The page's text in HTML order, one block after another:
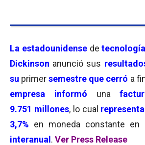
La estadounidense de
Dickinson anunció sus
su primersemestre que cerró a
empresa informó una
9.751 millones, lo cual
3,7% en moneda constante en
interanual . Ver Press Release